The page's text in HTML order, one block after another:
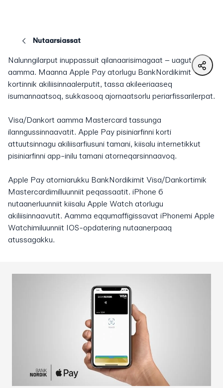
Nutaarsiassat
Nalunngilarput inuppassuit qilanaarisimagaat – uagut
aamma. Maanna Apple Pay atorlugu BankNordikimit
kortinnik akiliisinnaalerputit, tassa akileeriaaseq
isumannaatsoq, sukkasooq ajornaatsorlu periarfissarilerpat.
Visa/Dankort aamma Mastercard tassunga
ilanngussinnaavatit. Apple Pay pisiniarfinni korti
attuutsinnagu akiliisarfiusuni tamani, kiisalu internetikkut
pisiniarfinni app-inilu tamani atorneqarsinnaavoq.
Apple Pay atorniarukku BankNordikimit Visa/Dankortimik
Mastercardimilluunniit peqassaatit. iPhone 6
nutaanerluunniit kiisalu Apple Watch atorlugu
akiliisinnaavutit. Aamma eqqumaffigissavat iPhonemi Apple
Watchimiluunniit IOS-opdatering nutaanerpaaq
atussagakku.